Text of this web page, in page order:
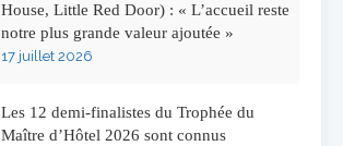
House, Little Red Door) : « L’accueil reste
notre plus grande valeur ajoutée »
17 juillet 2026
Les 12 demi-finalistes du Trophée du
Maître d’Hôtel 2026 sont connus